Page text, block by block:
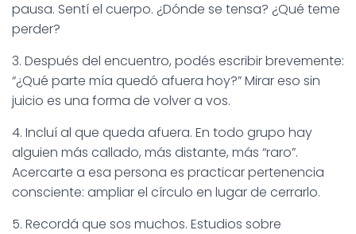
pausa. Sentí el cuerpo. ¿Dónde se tensa? ¿Qué teme
perder?
3. Después del encuentro, podés escribir brevemente:
“¿Qué parte mía quedó afuera hoy?” Mirar eso sin
juicio es una forma de volver a vos.
4. Incluí al que queda afuera. En todo grupo hay
alguien más callado, más distante, más “raro”.
Acercarte a esa persona es practicar pertenencia
consciente: ampliar el círculo en lugar de cerrarlo.
5. Recordá que sos muchos. Estudios sobre